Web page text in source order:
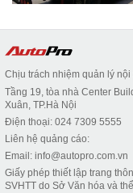
Chịu trách nhiệm quản lý
Tầng 19, tòa nhà Center
Xuân, TP.Hà Nội
Điện thoại: 024 7309 5555
Liên hệ quảng cáo:
Email: info@autopro.com.vn
Giấy phép thiết lập trang
SVHTT do Sở Văn hóa và